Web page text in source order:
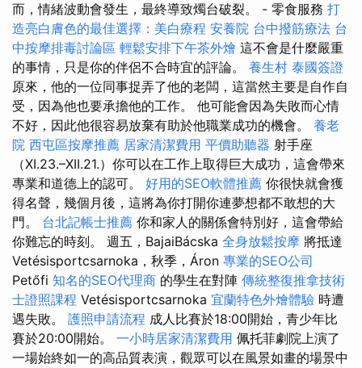
而，情緒波動會發生，最終導致燭台破裂。 - 零食服務 打
造亮白膚色的最佳選擇：美白療程 安養院 台中撥筋療法 台
中按摩排毒討論區 輕鬆安排下午茶外燴 這不會是什麼嚴重
的事情，只是你的伴侶不合時宜的評論。 養生村 泰國簽證
原來，他的一位同事捉弄了他的老闆，這當然主要是自作自
受，因為他也要承擔他的工作。 他可能會因為失敗而心情
不好，因此他很容易放棄有助於他職業成功的機會。 養老
院 西屯區按摩推薦 居家清潔費用 平價助聽器 射手座
（XI.23.–XII.21.）你可以在工作上取得巨大成功，這會帶來
專業和道德上的認可。 好用的SEO軟體推薦 你很快就會獲
得名聲，幾個月後，這將為你打開你連夢想都不敢想的大
門。 台北記帳士推薦 你和家人的關係會特別好，這會帶給
你難忘的時刻。 週五，BajaiBácska 全身放鬆按摩 將抵達
Vetésisportcsarnoka，秋季，Áron 專業的SEO公司
Petőfi 知名的SEO代理商 的學生在對陣 傳統整復推拿技術
士證照課程 Vetésisportcsarnoka 宜蘭特色外燴體驗 時遭
遇失敗。 護照申請流程 成人比賽於18:00開始，青少年比
賽於20:00開始。 一小時居家清潔費用 佩托菲劇院上演了
一場始終如一的高品質表演，觀眾可以在風景如畫的場景中